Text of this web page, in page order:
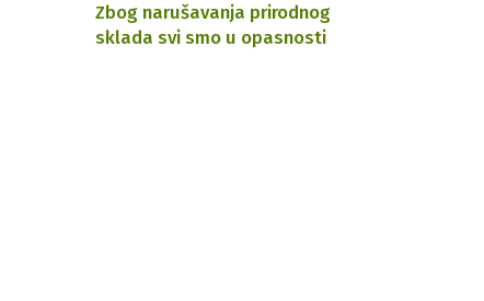
Zbog narušavanja prirodnog
sklada svi smo u opasnosti